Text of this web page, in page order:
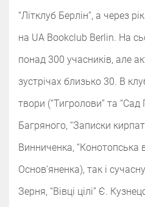
“Літклуб Берлін”, а через
на UA Bookclub Berlin. На
понад 300 учасників, але
зустрічах близько 30. В
твори (“Тигролови” та “Сад
Багряного, “Записки
Винниченка, “Конотопська
Основʼяненка), так і
Зерня, “Вівці цілі” Є.